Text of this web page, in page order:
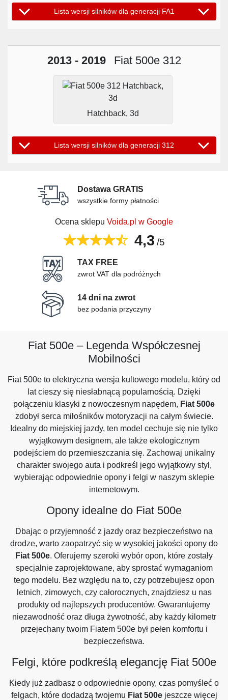
Lista wersji silników dla generacji FA1
2013 - 2019 Fiat 500e 312
Hatchback, 3d
Lista wersji silników dla generacji 312
Dostawa GRATIS
wszystkie formy płatności
Ocena sklepu Voida.pl w Google
4,3 /5
TAX FREE
zwrot VAT dla podróżnych
14 dni na zwrot
bez podania przyczyny
Fiat 500e – Legenda Współczesnej
Mobilności
Fiat 500e to elektryczna wersja kultowego modelu, który od
lat cieszy się niesłabnącą popularnością. Dzięki
połączeniu klasyki z nowoczesnym napędem, Fiat 500e
zdobył serca miłośników motoryzacji na całym świecie.
Idealny do miejskiej jazdy, ten model cechuje się nie tylko
wyjątkowym designem, ale także ekologicznym
podejściem do przemieszczania się. Zachowaj unikalny
charakter swojego auta i podkreśl jego wyjątkowy styl,
wybierając odpowiednie opony i felgi w naszym sklepie
internetowym.
Opony idealne do Fiat 500e
Dbając o przyjemność z jazdy oraz bezpieczeństwo na
drodze, warto zaopatrzyć się w wysokiej jakości opony do
Fiat 500e. Oferujemy szeroki wybór opon, które zostały
specjalnie zaprojektowane, aby sprostać wymaganiom
tego modelu. Bez względu na to, czy potrzebujesz opon
letnich, zimowych, czy całorocznych, znajdziesz u nas
produkty od najlepszych producentów. Gwarantujemy
niezawodność oraz długa żywotność, aby każdy kilometr
przejechany twoim Fiatem 500e był pełen komfortu i
bezpieczeństwa.
Felgi, które podkreślą elegancję Fiat 500e
Kiedy już zadbasz o odpowiednie opony, czas pomyśleć o
felgach, które dodadzą twojemu Fiat 500ejeszcze więcej